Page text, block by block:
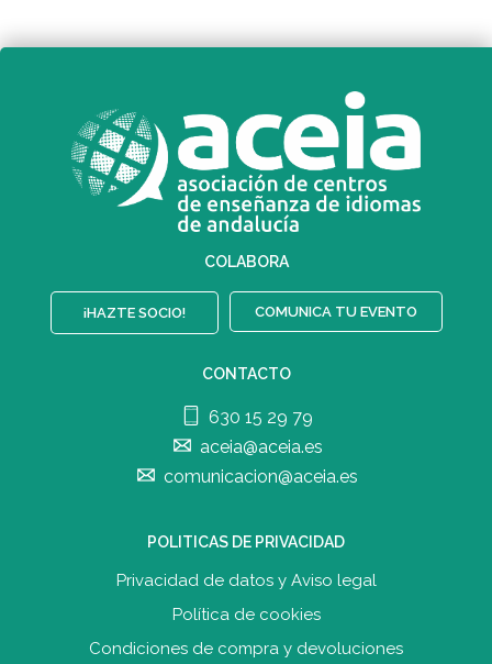
COLABORA
¡HAZTE SOCIO! COMUNICA TU EVENTO
CONTACTO
630 15 29 79
aceia@aceia.es
comunicacion@aceia.es
POLITICAS DE PRIVACIDAD
Privacidad de datos y Aviso legal
Política de cookies
Condiciones de compra y devoluciones